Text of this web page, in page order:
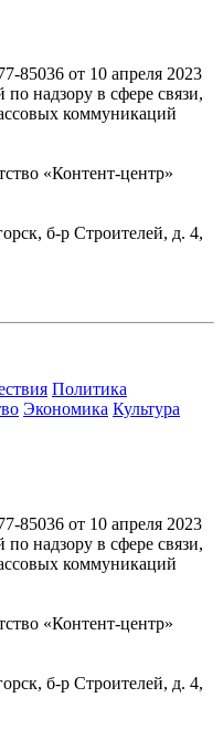
от 10 апреля 2023
надзору в сфере связи,
коммуникаций
«Контент-центр»
б-р Строителей, д. 4,
Политика
Экономика Культура
от 10 апреля 2023
надзору в сфере связи,
коммуникаций
«Контент-центр»
б-р Строителей, д. 4,